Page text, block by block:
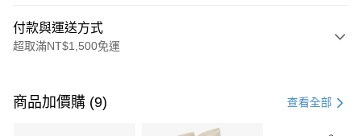
付款與運送方式
超取滿NT$1,500免運
信用卡一次付款
商品加價購 (9) 查看全部